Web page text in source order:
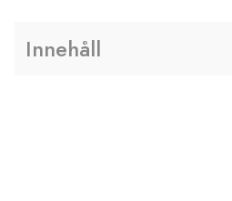
Innehåll